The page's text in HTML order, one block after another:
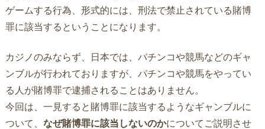
ゲームする行為、形式的には、刑法で禁止されている賭博
罪に該当するということになります。
カジノのみならず、日本では、パチンコや競馬などのギャ
ンブルが行われておりますが、パチンコや競馬をやってい
る人が賭博罪で逮捕されることはありません。
今回は、一見すると賭博罪に該当するようなギャンブルに
ついて、 なぜ賭博罪に該当しないのかについてご説明させ